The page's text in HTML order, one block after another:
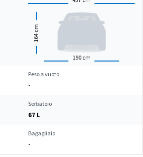
190 cm
164
cm
Peso a vuoto
-
Serbatoio
67 L
Bagagliaio
-